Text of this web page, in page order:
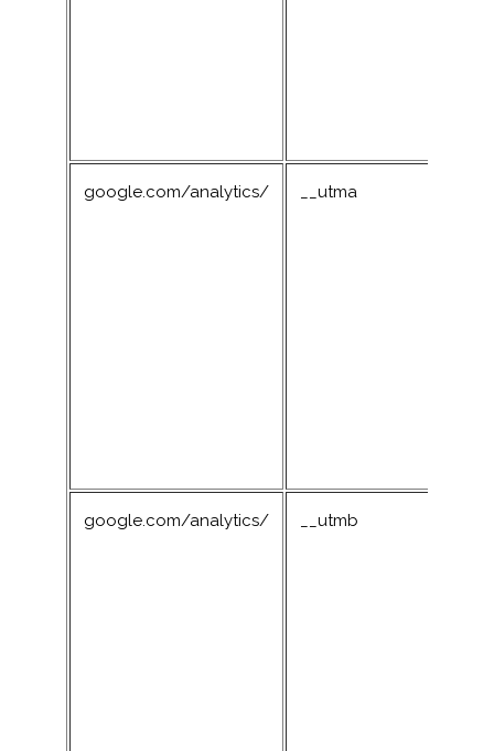
google.com/analytics/ __utma
google.com/analytics/ __utmb